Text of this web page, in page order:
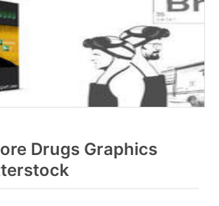
Drugs Graphics